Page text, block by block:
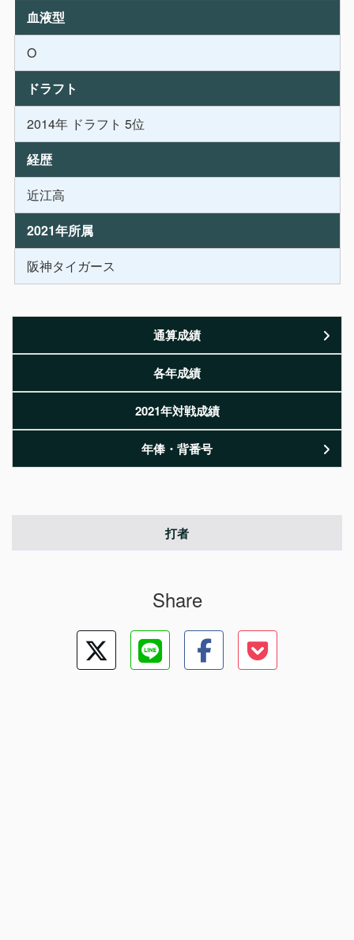
血液型
O
ドラフト
2014年 ドラフト 5位
経歴
近江高
2021年所属
阪神タイガース
通算成績
各年成績
2021年対戦成績
年俸・背番号
打者
Share